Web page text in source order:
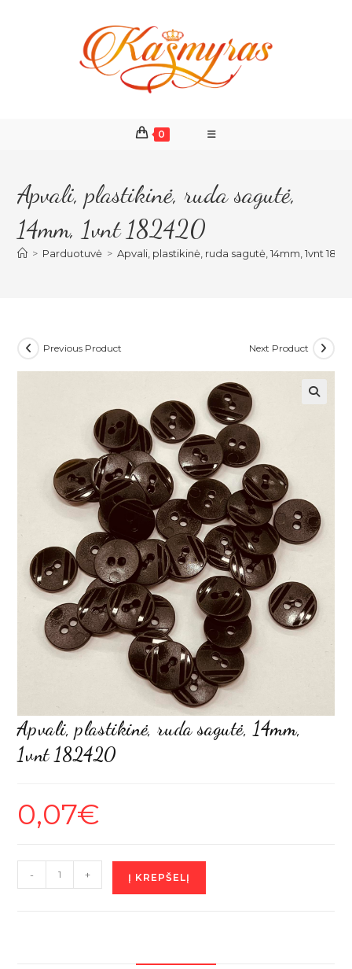
0
Apvali, plastikinė, ruda sagutė,
14mm, 1vnt 182420
> Parduotuvė > Apvali, plastikinė, ruda sagutė, 14mm, 1vnt
Previous Product Next Product
Apvali, plastikinė, ruda sagutė, 14mm,
1vnt 182420
0,07€
produkto
kiekis:
- + Į KREPŠELĮ